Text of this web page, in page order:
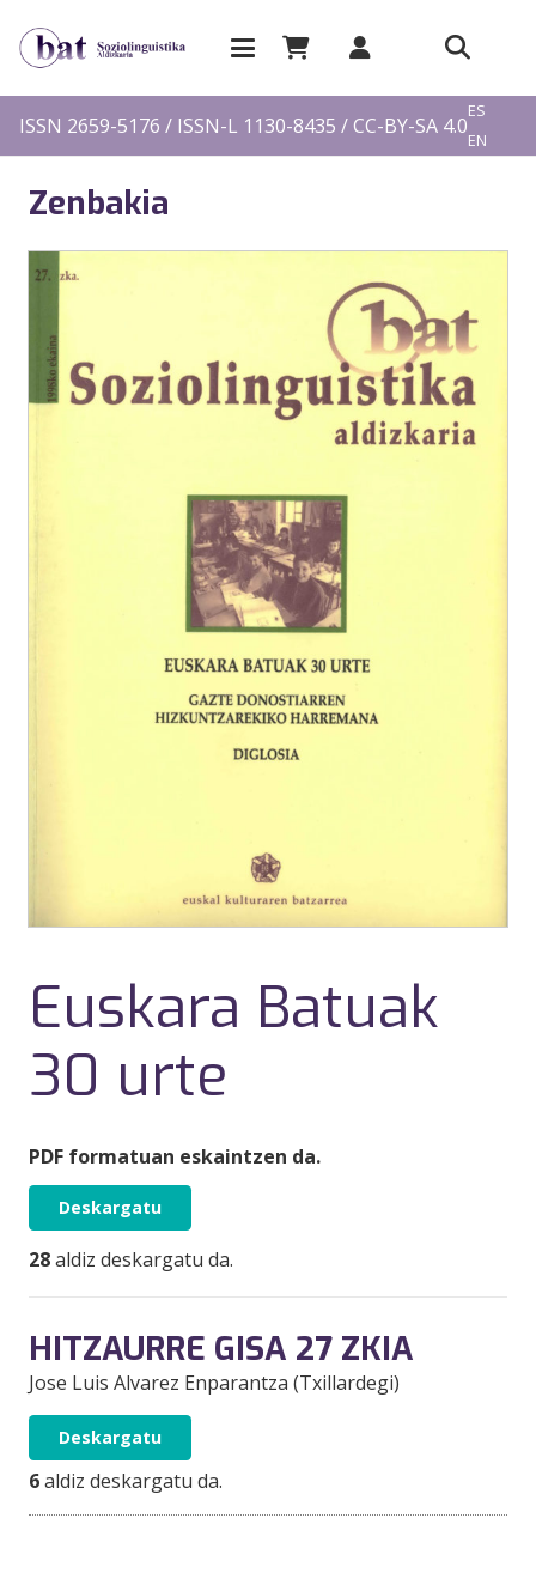
ISSN 2659-5176 / ISSN-L 1130-8435 / CC-BY-SA 4.0
ES
EN
Zenbakia
Euskara Batuak
30 urte
PDF formatuan eskaintzen da.
Deskargatu
28aldiz deskargatu da.
HITZAURRE GISA 27 ZKIA
Jose Luis Alvarez Enparantza (Txillardegi)
Deskargatu
6aldiz deskargatu da.